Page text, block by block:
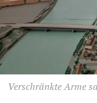
Verschränkte Arme